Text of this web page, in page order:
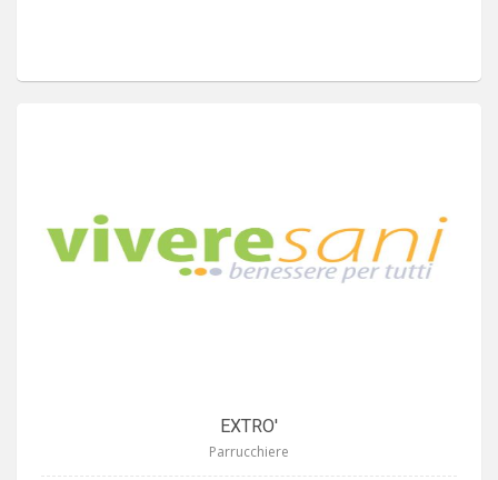
EXTRO'
Parrucchiere